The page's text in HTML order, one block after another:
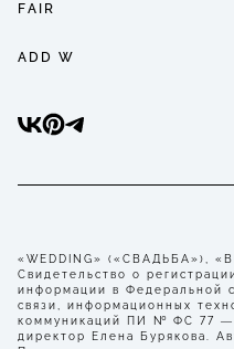
FAIR
ADD W
«WEDDING» («СВАДЬБА»),
Свидетельство о
информации в Федеральной
связи, информационных
коммуникаций ПИ № ФС 77 —
директор Елена Бурякова.